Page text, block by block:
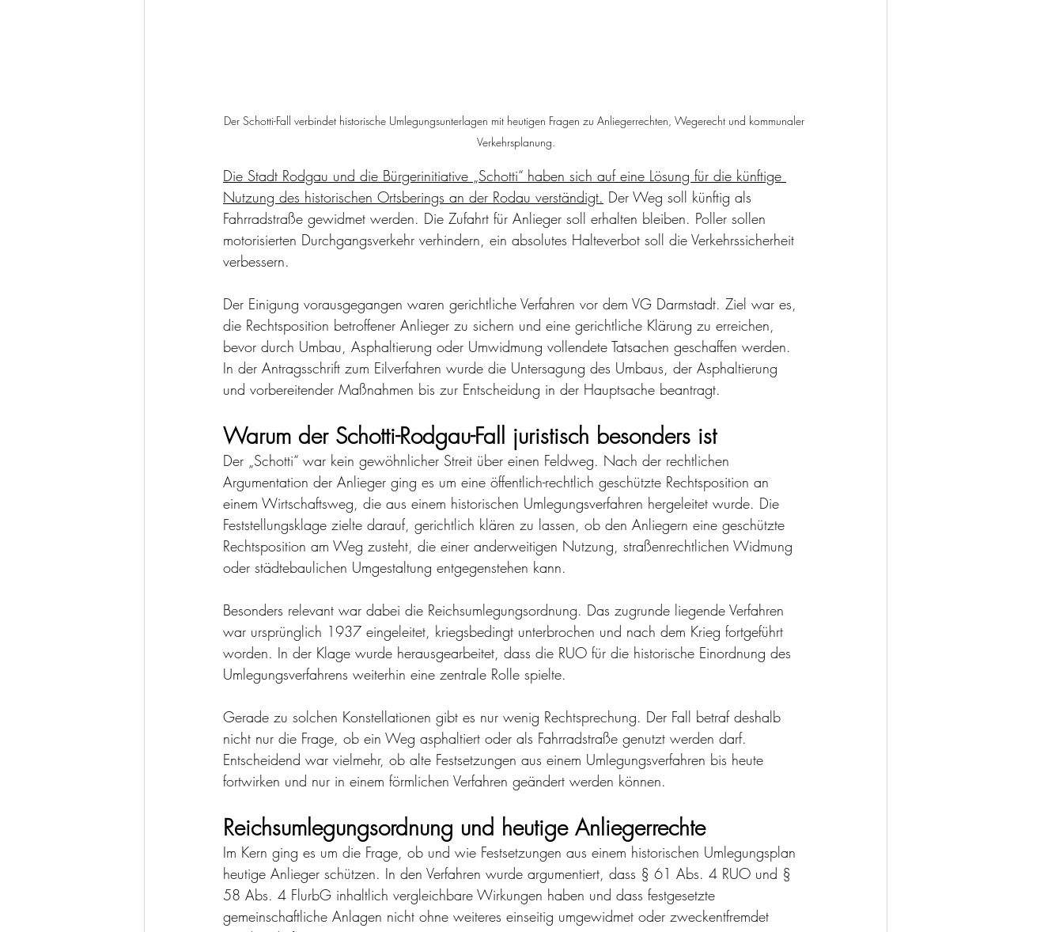
Der Schotti-Fall verbindet historische Umlegungsunterlagen mit heutigen Fragen zu Anliegerrechten, Wegerecht und kommunaler
Verkehrsplanung.
Die Stadt Rodgau und die Bürgerinitiative „Schotti“ haben sich auf eine Lösung für die künftige
Nutzung des historischen Ortsberings an der Rodau verständigt. Der Weg soll künftig als
Fahrradstraße gewidmet werden. Die Zufahrt für Anlieger soll erhalten bleiben. Poller sollen
motorisierten Durchgangsverkehr verhindern, ein absolutes Halteverbot soll die Verkehrssicherheit
verbessern.
Der Einigung vorausgegangen waren gerichtliche Verfahren vor dem VG Darmstadt. Ziel war es,
die Rechtsposition betroffener Anlieger zu sichern und eine gerichtliche Klärung zu erreichen,
bevor durch Umbau, Asphaltierung oder Umwidmung vollendete Tatsachen geschaffen werden.
In der Antragsschrift zum Eilverfahren wurde die Untersagung des Umbaus, der Asphaltierung
und vorbereitender Maßnahmen bis zur Entscheidung in der Hauptsache beantragt.
Warum der Schotti-Rodgau-Fall juristisch besonders ist
Der „Schotti“ war kein gewöhnlicher Streit über einen Feldweg. Nach der rechtlichen
Argumentation der Anlieger ging es um eine öffentlich-rechtlich geschützte Rechtsposition an
einem Wirtschaftsweg, die aus einem historischen Umlegungsverfahren hergeleitet wurde. Die
Feststellungsklage zielte darauf, gerichtlich klären zu lassen, ob den Anliegern eine geschützte
Rechtsposition am Weg zusteht, die einer anderweitigen Nutzung, straßenrechtlichen Widmung
oder städtebaulichen Umgestaltung entgegenstehen kann.
Besonders relevant war dabei die Reichsumlegungsordnung. Das zugrunde liegende Verfahren
war ursprünglich 1937 eingeleitet, kriegsbedingt unterbrochen und nach dem Krieg fortgeführt
worden. In der Klage wurde herausgearbeitet, dass die RUO für die historische Einordnung des
Umlegungsverfahrens weiterhin eine zentrale Rolle spielte.
Gerade zu solchen Konstellationen gibt es nur wenig Rechtsprechung. Der Fall betraf deshalb
nicht nur die Frage, ob ein Weg asphaltiert oder als Fahrradstraße genutzt werden darf.
Entscheidend war vielmehr, ob alte Festsetzungen aus einem Umlegungsverfahren bis heute
fortwirken und nur in einem förmlichen Verfahren geändert werden können.
Reichsumlegungsordnung und heutige Anliegerrechte
Im Kern ging es um die Frage, ob und wie Festsetzungen aus einem historischen Umlegungsplan
heutige Anlieger schützen. In den Verfahren wurde argumentiert, dass § 61 Abs. 4 RUO und §
58 Abs. 4 FlurbG inhaltlich vergleichbare Wirkungen haben und dass festgesetzte
gemeinschaftliche Anlagen nicht ohne weiteres einseitig umgewidmet oder zweckentfremdet